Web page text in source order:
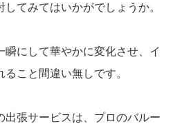
てみてはいかがでしょうか。
瞬にして華やかに変化させ、イ
こと間違い無しです。
出張サービスは、プロのバルー